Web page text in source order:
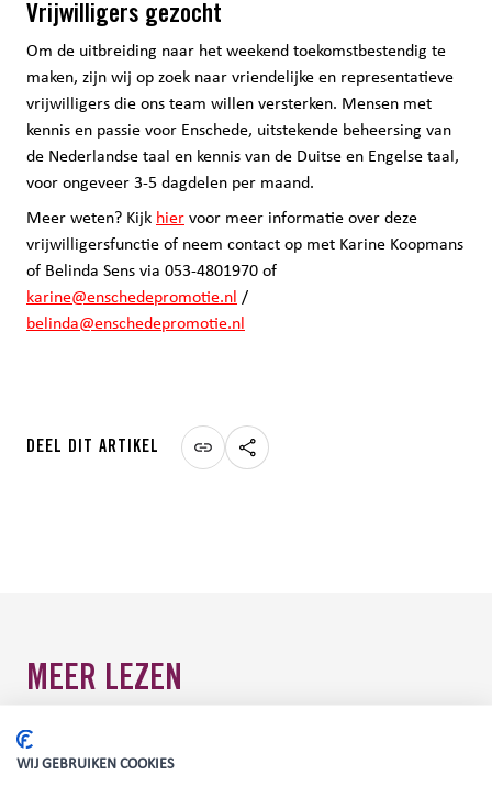
Vrijwilligers gezocht
Om de uitbreiding naar het weekend toekomstbestendig te
maken, zijn wij op zoek naar vriendelijke en representatieve
vrijwilligers die ons team willen versterken. Mensen met
kennis en passie voor Enschede, uitstekende beheersing van
de Nederlandse taal en kennis van de Duitse en Engelse taal,
voor ongeveer 3-5 dagdelen per maand.
Meer weten? Kijk hier voor meer informatie over deze
vrijwilligersfunctie of neem contact op met Karine Koopmans
of Belinda Sens via 053-4801970 of
karine@enschedepromotie.nl /
belinda@enschedepromotie.nl
DEEL DIT ARTIKEL
MEER LEZEN
WIJ GEBRUIKEN COOKIES